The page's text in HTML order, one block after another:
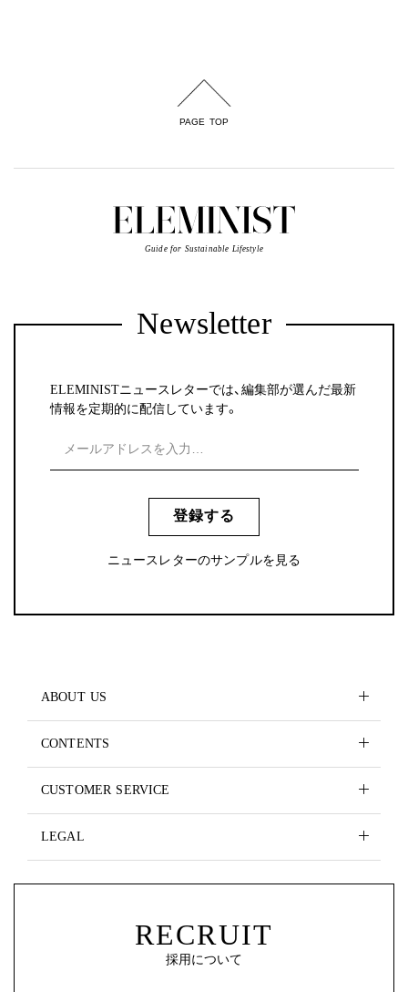
PAGE TOP
Guide for Sustainable Lifestyle
Newsletter
ELEMINISTニュースレターでは、編集部が選んだ最新
情報を定期的に配信しています。
登録する
ニュースレターのサンプルを見る
ABOUT US
CONTENTS
CUSTOMER SERVICE
LEGAL
RECRUIT
採用について